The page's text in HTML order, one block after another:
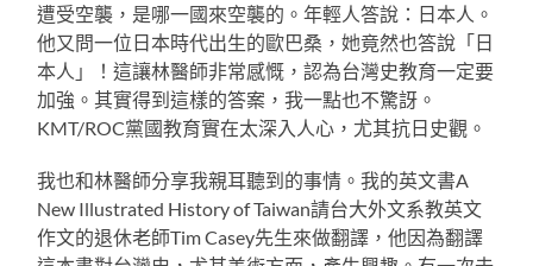
遭受空襲，是哪一國來空襲的。年輕人答說：日本人。
他又問一位日本時代出生的歐巴桑，她竟然也答說「日
本人」！這讓林醫師非常感慨，認為台灣史教育一定要
加強。其實得到這樣的答案，我一點也不驚訝。
KMT/ROC黨國教育實在太深入人心，尤其抗日史觀。
我也和林醫師分享我親耳聽到的事情。我的英文書A
New Illustrated History of Taiwan請台大外文系教英文
作文的退休老師Tim Casey先生來做翻譯，他因為翻譯